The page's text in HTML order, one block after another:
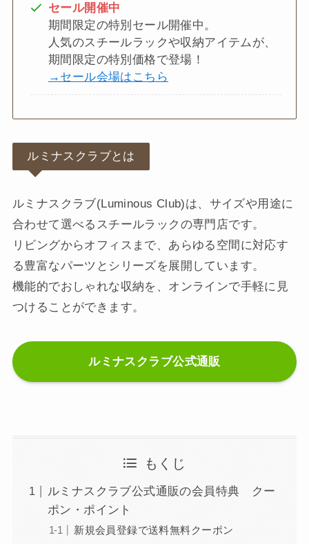
セール開催中
期間限定の特別セール開催中。
人気のスチールラックや収納アイテムが、
期間限定の特別価格で登場！
→セール会場はこちら
ルミナスクラブとは
ルミナスクラブ(Luminous Club)は、サイズや用途に
合わせて選べるスチールラックの専門店です。
リビングからオフィスまで、あらゆる空間に対応す
る豊富なパーツとシリーズを展開しています。
機能的でおしゃれな収納を、オンラインで手軽に見
つけることができます。
ルミナスクラブ公式通販
もくじ
ルミナスクラブ公式通販の会員特典 クー
ポン・ポイント
新規会員登録で送料無料クーポン